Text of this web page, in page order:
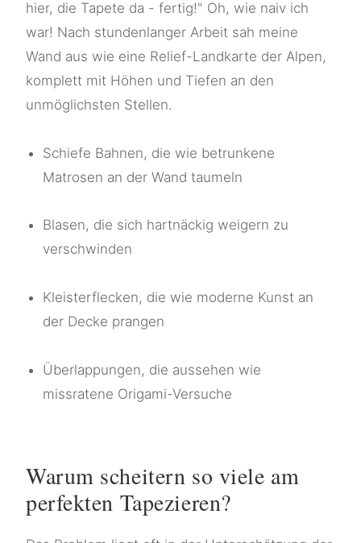
hier, die Tapete da - fertig!" Oh, wie naiv ich
war! Nach stundenlanger Arbeit sah meine
Wand aus wie eine Relief-Landkarte der Alpen,
komplett mit Höhen und Tiefen an den
unmöglichsten Stellen.
Schiefe Bahnen, die wie betrunkene
Matrosen an der Wand taumeln
Blasen, die sich hartnäckig weigern zu
verschwinden
Kleisterflecken, die wie moderne Kunst an
der Decke prangen
Überlappungen, die aussehen wie
missratene Origami-Versuche
Warum scheitern so viele am
perfekten Tapezieren?